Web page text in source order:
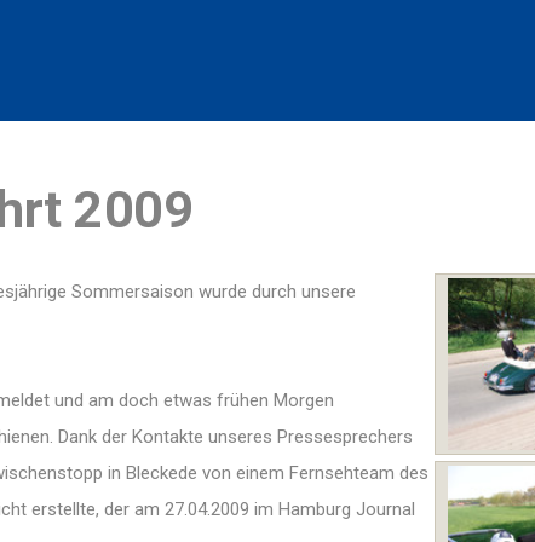
2009
Sommersaison wurde durch unsere
und am doch etwas frühen Morgen
Dank der Kontakte unseres Pressesprechers
in Bleckede von einem Fernsehteam des
erstellte, der am 27.04.2009 im Hamburg Journal